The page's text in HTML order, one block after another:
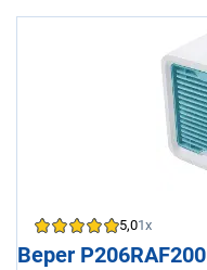
5,01x
Beper P206RAF200